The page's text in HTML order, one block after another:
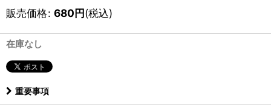
販売価格: 680円(税込)
在庫なし
重要事項